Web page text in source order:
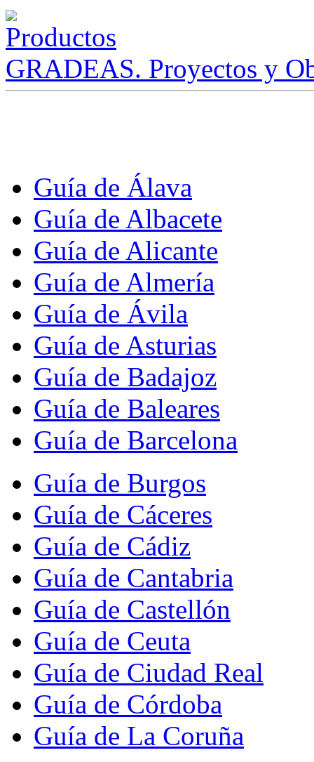
GRADEAS. Proyectos y
Guía de Álava
Guía de Albacete
Guía de Alicante
Guía de Almería
Guía de Ávila
Guía de Asturias
Guía de Badajoz
Guía de Baleares
Guía de Barcelona
Guía de Burgos
Guía de Cáceres
Guía de Cádiz
Guía de Cantabria
Guía de Castellón
Guía de Ceuta
Guía de Ciudad Real
Guía de Córdoba
Guía de La Coruña